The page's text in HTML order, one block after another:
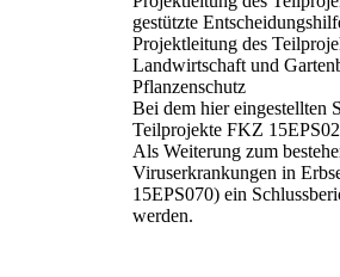
gestützte
Projektleitung des
Landwirtschaft und
Pflanzenschutz
Bei dem hier eingestellten
Teilprojekte FKZ
Als Weiterung zum
Viruserkrankungen in
15EPS070) ein
werden.